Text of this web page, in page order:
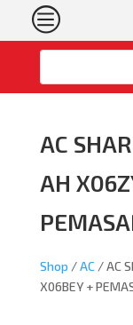
c
AC
AH
Shop /AC / AC
X06BEY +